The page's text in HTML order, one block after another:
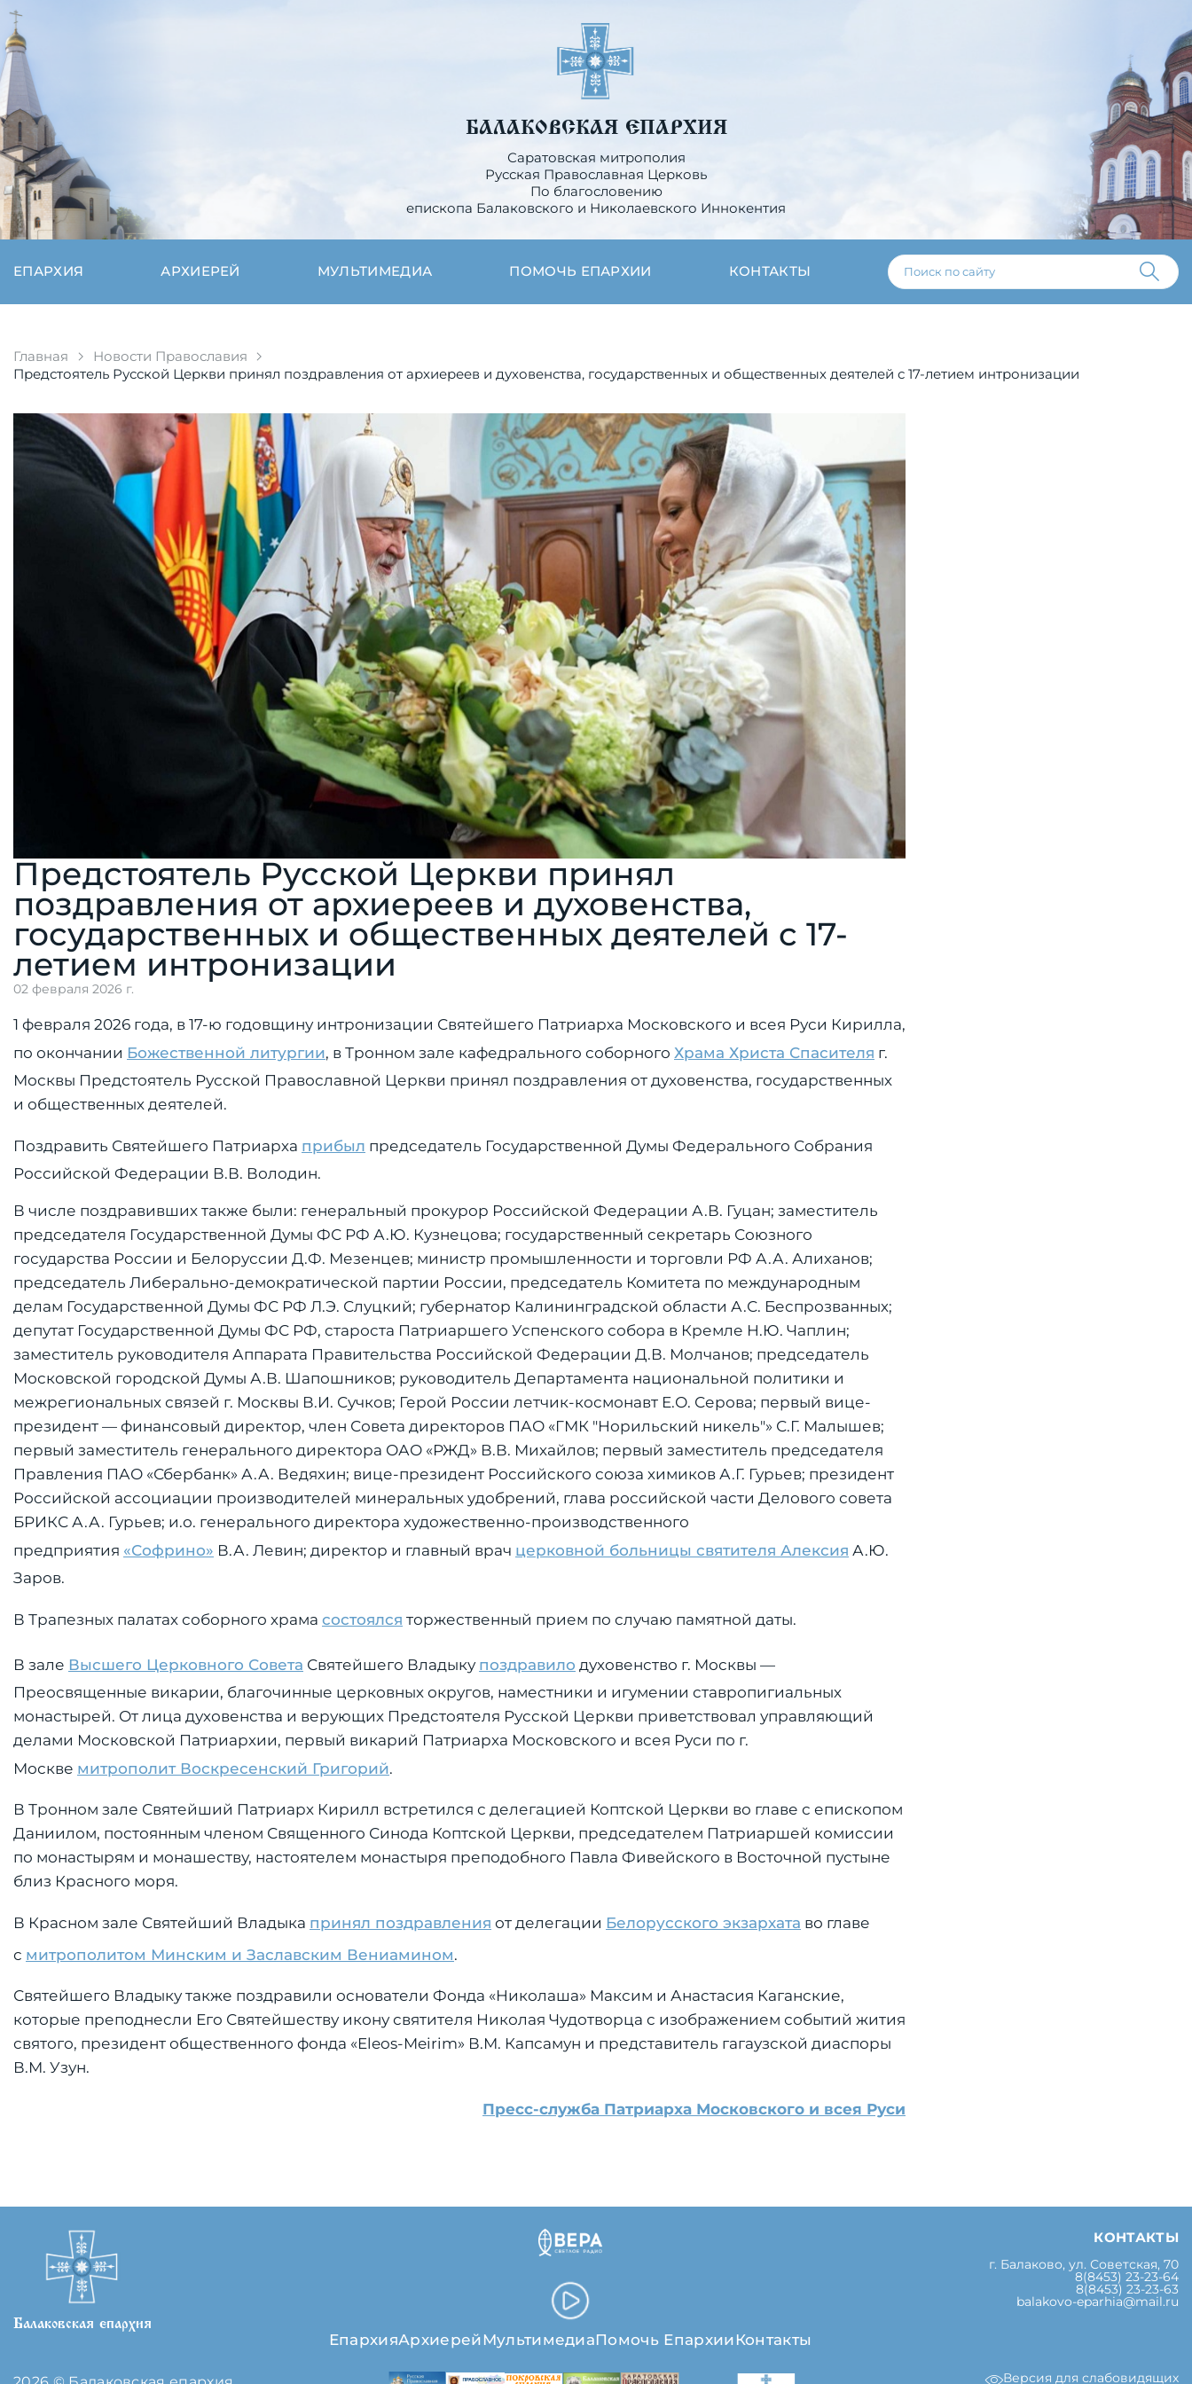
БАЛАКОВСКАЯ ЕПАРХИЯ
Саратовская митрополия
Русская Православная Церковь
По благословению
епископа Балаковского и Николаевского Иннокентия
ЕПАРХИЯ АРХИЕРЕЙ МУЛЬТИМЕДИА ПОМОЧЬ ЕПАРХИИ КОНТАКТЫ
Главная
Новости Православия
Предстоятель Русской Церкви принял поздравления от архиереев и духовенства, государственных и общественных деятелей с 17-летием интронизации
Предстоятель Русской Церкви принял
поздравления от архиереев и духовенства,
государственных и общественных деятелей с 17-
летием интронизации
02 февраля 2026 г.
1 февраля 2026 года, в 17-ю годовщину интронизации Святейшего Патриарха Московского и всея Руси Кирилла,
по окончании Божественной литургии, в Тронном зале кафедрального соборного Храма Христа Спасителя г.
Москвы Предстоятель Русской Православной Церкви принял поздравления от духовенства, государственных
и общественных деятелей.
Поздравить Святейшего Патриарха прибыл председатель Государственной Думы Федерального Собрания
Российской Федерации В.В. Володин.
В числе поздравивших также были: генеральный прокурор Российской Федерации А.В. Гуцан; заместитель
председателя Государственной Думы ФС РФ А.Ю. Кузнецова; государственный секретарь Союзного
государства России и Белоруссии Д.Ф. Мезенцев; министр промышленности и торговли РФ А.А. Алиханов;
председатель Либерально-демократической партии России, председатель Комитета по международным
делам Государственной Думы ФС РФ Л.Э. Слуцкий; губернатор Калининградской области А.С. Беспрозванных;
депутат Государственной Думы ФС РФ, староста Патриаршего Успенского собора в Кремле Н.Ю. Чаплин;
заместитель руководителя Аппарата Правительства Российской Федерации Д.В. Молчанов; председатель
Московской городской Думы А.В. Шапошников; руководитель Департамента национальной политики и
межрегиональных связей г. Москвы В.И. Сучков; Герой России летчик-космонавт Е.О. Серова; первый вице-
президент — финансовый директор, член Совета директоров ПАО «ГМК "Норильский никель"» С.Г. Малышев;
первый заместитель генерального директора ОАО «РЖД» В.В. Михайлов; первый заместитель председателя
Правления ПАО «Сбербанк» А.А. Ведяхин; вице-президент Российского союза химиков А.Г. Гурьев; президент
Российской ассоциации производителей минеральных удобрений, глава российской части Делового совета
БРИКС А.А. Гурьев; и.о. генерального директора художественно-производственного
предприятия «Софрино» В.А. Левин; директор и главный врач церковной больницы святителя Алексия А.Ю.
Заров.
В Трапезных палатах соборного храма состоялся торжественный прием по случаю памятной даты.
В зале Высшего Церковного Совета Святейшего Владыку поздравило духовенство г. Москвы —
Преосвященные викарии, благочинные церковных округов, наместники и игумении ставропигиальных
монастырей. От лица духовенства и верующих Предстоятеля Русской Церкви приветствовал управляющий
делами Московской Патриархии, первый викарий Патриарха Московского и всея Руси по г.
Москве митрополит Воскресенский Григорий.
В Тронном зале Святейший Патриарх Кирилл встретился с делегацией Коптской Церкви во главе с епископом
Даниилом, постоянным членом Священного Синода Коптской Церкви, председателем Патриаршей комиссии
по монастырям и монашеству, настоятелем монастыря преподобного Павла Фивейского в Восточной пустыне
близ Красного моря.
В Красном зале Святейший Владыка принял поздравления от делегации Белорусского экзархата во главе
с митрополитом Минским и Заславским Вениамином.
Святейшего Владыку также поздравили основатели Фонда «Николаша» Максим и Анастасия Каганские,
которые преподнесли Его Святейшеству икону святителя Николая Чудотворца с изображением событий жития
святого, президент общественного фонда «Eleos-Meirim» В.М. Капсамун и представитель гагаузской диаспоры
В.М. Узун.
Пресс-служба Патриарха Московского и всея Руси
Балаковская епархия
ЕпархияАрхиерей МультимедиаПомочь Епархии Контакты
КОНТАКТЫ
г. Балаково, ул. Советская, 70
8(8453) 23-23-64
8(8453) 23-23-63
balakovo-eparhia@mail.ru
Версия для слабовидящих